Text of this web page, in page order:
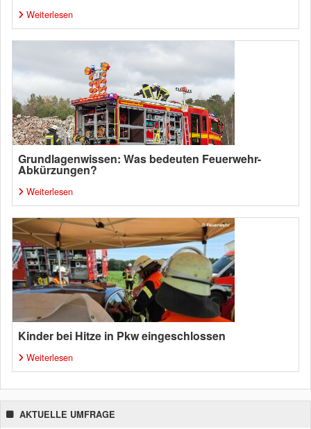
Weiterlesen
Grundlagenwissen: Was bedeuten Feuerwehr-
Abkürzungen?
Weiterlesen
Kinder bei Hitze in Pkw eingeschlossen
Weiterlesen
AKTUELLE UMFRAGE